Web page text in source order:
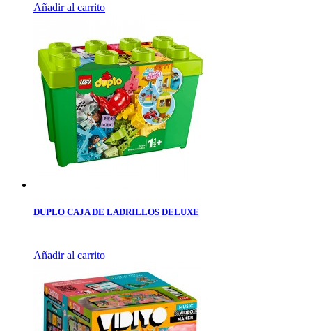
Añadir al carrito
DUPLO CAJA DE LADRILLOS DELUXE
Añadir al carrito